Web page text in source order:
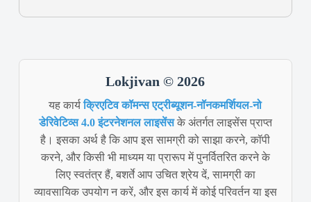
Lokjivan © 2026
यह कार्यक्रिएटिव कॉमन्स एट्रीब्यूशन-नॉनकमर्शियल-नो
डेरिवेटिव्स 4.0 इंटरनेशनल लाइसेंसके अंतर्गत लाइसेंस प्राप्त
है। इसका अर्थ है कि आप इस सामग्री को साझा करने, कॉपी
करने, और किसी भी माध्यम या प्रारूप में पुनर्वितरित करने के
लिए स्वतंत्र हैं, बशर्ते आप उचित श्रेय दें, सामग्री का
व्यावसायिक उपयोग न करें, और इस कार्य में कोई परिवर्तन या इस